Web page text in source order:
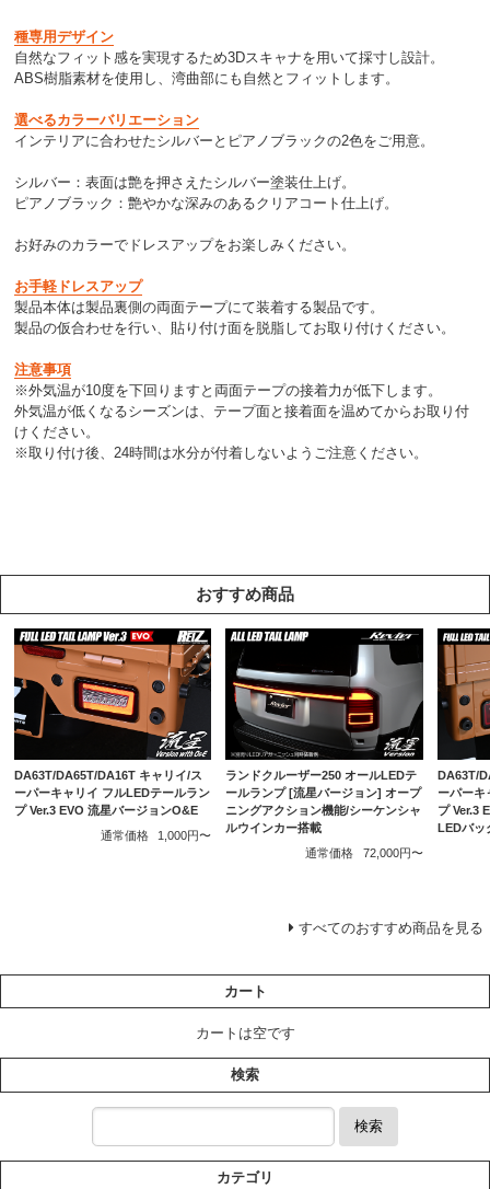
種専用デザイン
自然なフィット感を実現するため3Dスキャナを用いて採寸し設計。
ABS樹脂素材を使用し、湾曲部にも自然とフィットします。
選べるカラーバリエーション
インテリアに合わせたシルバーとピアノブラックの2色をご用意。
シルバー：表面は艶を押さえたシルバー塗装仕上げ。
ピアノブラック：艶やかな深みのあるクリアコート仕上げ。
お好みのカラーでドレスアップをお楽しみください。
お手軽ドレスアップ
製品本体は製品裏側の両面テープにて装着する製品です。
製品の仮合わせを行い、貼り付け面を脱脂してお取り付けください。
注意事項
※外気温が10度を下回りますと両面テープの接着力が低下します。
外気温が低くなるシーズンは、テープ面と接着面を温めてからお取り付
けください。
※取り付け後、24時間は水分が付着しないようご注意ください。
おすすめ商品
DA63T/DA65T/DA16T キャリイ/ス
ーパーキャリイ フルLEDテールラン
プ Ver.3 EVO 流星バージョンO&E
通常価格
1,000円〜
ランドクルーザー250 オールLEDテ
ールランプ [流星バージョン] オープ
ニングアクション機能/シーケンシャ
ルウインカー搭載
通常価格
72,000円〜
DA63T/
ーパーキ
プ Ver.3
LEDバッ
すべてのおすすめ商品を見る
カート
カートは空です
検索
検索
カテゴリ